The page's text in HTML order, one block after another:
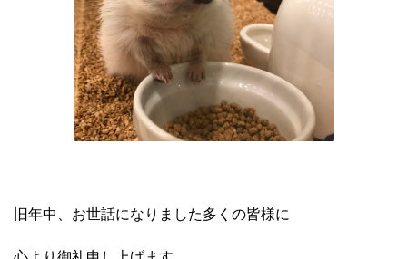
旧年中、お世話になりました多くの皆様に